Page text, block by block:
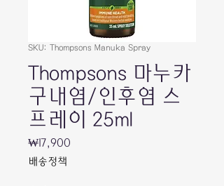
SKU: Thompsons Manuka Spray
Thompsons 마누카
구내염/인후염 스
프레이 25ml
₩17,900
배송정책